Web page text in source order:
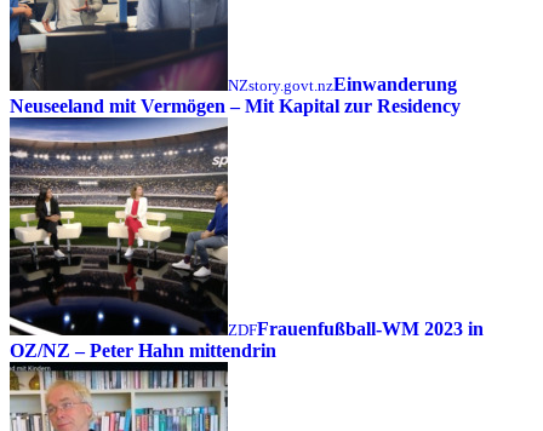
NZstory.govt.nzEinwanderung
Neuseeland mit Vermögen – Mit Kapital zur Residency
ZDFFrauenfußball-WM 2023 in
OZ/NZ – Peter Hahn mittendrin